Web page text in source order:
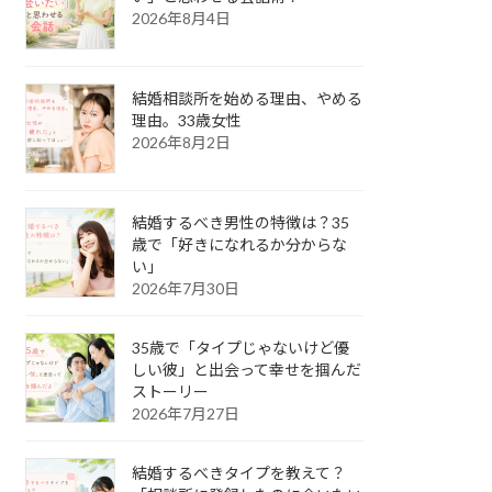
2026年8月4日
結婚相談所を始める理由、やめる
理由。33歳女性
2026年8月2日
結婚するべき男性の特徴は？35
歳で「好きになれるか分からな
い」
2026年7月30日
35歳で「タイプじゃないけど優
しい彼」と出会って幸せを掴んだ
ストーリー
2026年7月27日
結婚するべきタイプを教えて？